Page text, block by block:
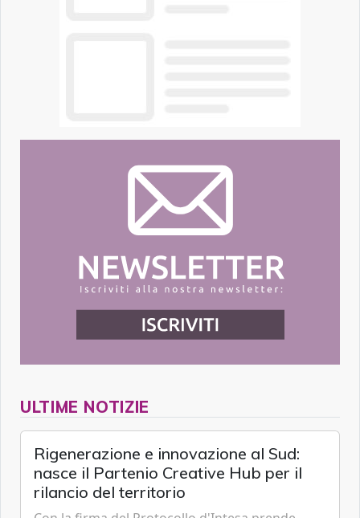
ULTIME NOTIZIE
Rigenerazione e innovazione al Sud:
nasce il Partenio Creative Hub per il
rilancio del territorio